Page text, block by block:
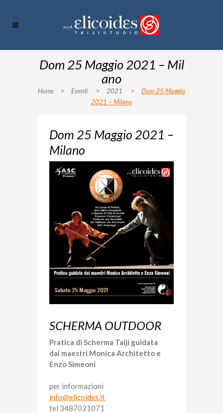
Dom 25 Maggio 2021 – Mil
ano
Home > Eventi > 2021 >
Dom 25 Maggio
2021 – Milano
Dom 25 Maggio 2021 –
Milano
SCHERMA OUTDOOR
Pratica di Scherma Taiji guidata
dai maestri Monica Architetto e
Enzo Simeoni
per informazioni
info@elicoides.it
tel 3487021071